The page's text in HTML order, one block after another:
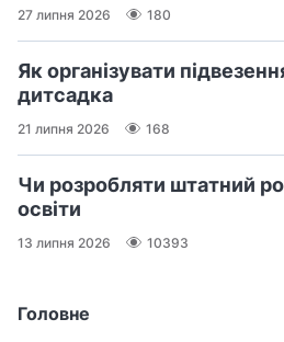
Головне
27 липня 2026 180
Як організувати
дитсадка
21 липня 2026 168
Чи розробляти штатний
освіти
13 липня 2026 10393